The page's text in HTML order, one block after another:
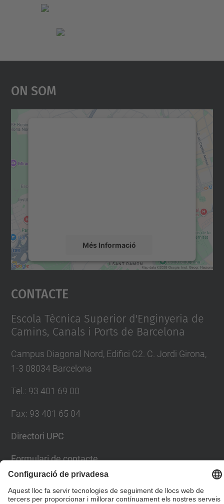
On Som
Més Informació
Accepta
powered by
Contacte
Escola Tècnica Superior d'Enginyeria de
Camins, Canals i Ports de Barcelona
Campus Diagonal Nord, Edifici C2. C. Jordi Girona,
1-3 08034 Barcelona
Tel.: 93 401 69 00
Fax: 93 401 65 04
Directori UPC
Formulari de contacte